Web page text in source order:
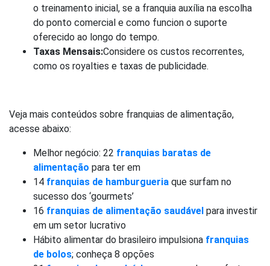
o treinamento inicial, se a franquia auxília na escolha
do ponto comercial e como funcion o suporte
oferecido ao longo do tempo.
Taxas Mensais:Considere os custos recorrentes,
como os royalties e taxas de publicidade.
Veja mais conteúdos sobre franquias de alimentação,
acesse abaixo:
Melhor negócio: 22 franquias baratas de
alimentação para ter em
14 franquias de hamburgueria que surfam no
sucesso dos ‘gourmets’
16 franquias de alimentação saudável para investir
em um setor lucrativo
Hábito alimentar do brasileiro impulsiona franquias
de bolos; conheça 8 opções